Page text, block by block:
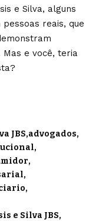
e Silva, alguns
reais, que
e você, teria
JBS advogados
e Silva JBS